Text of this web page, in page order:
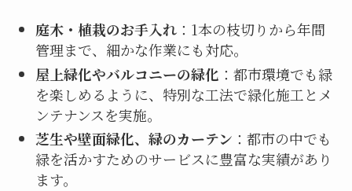
庭木・植栽のお手入れ：1本の枝切りから年間
管理まで、細かな作業にも対応。
屋上緑化やバルコニーの緑化 ：都市環境でも緑
を楽しめるように、特別な工法で緑化施工とメ
ンテナンスを実施。
芝生や壁面緑化、緑のカーテン ：都市の中でも
緑を活かすためのサービスに豊富な実績があり
ます。